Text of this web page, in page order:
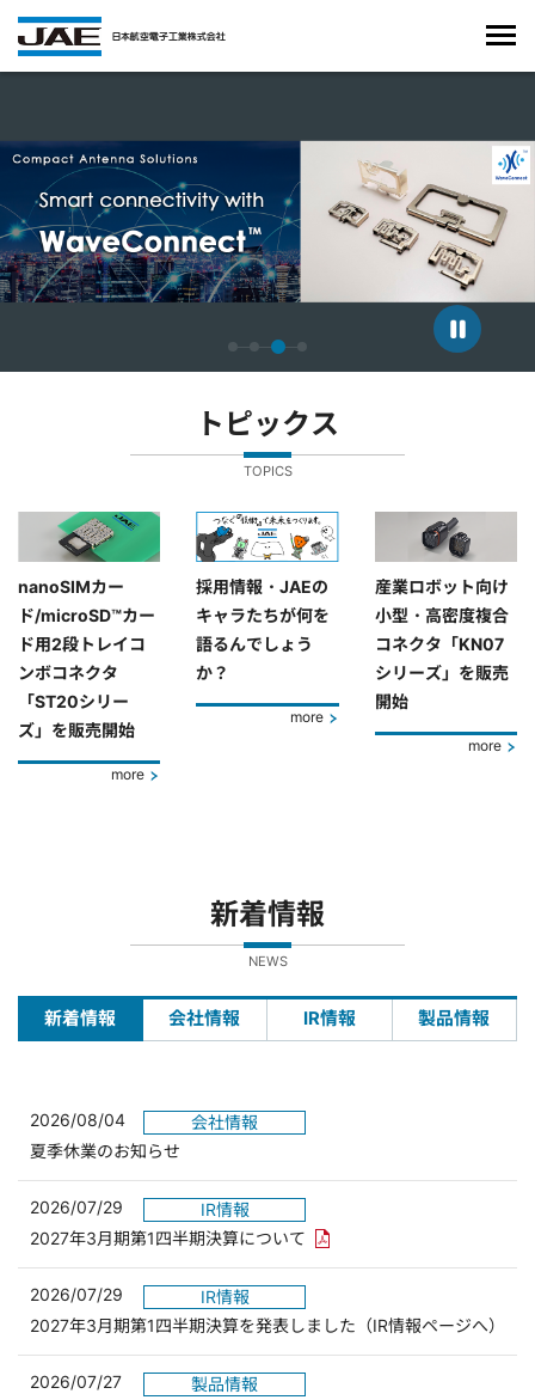
トピックス
TOPICS
nanoSIMカー
ド/microSD™カー
ド用2段トレイコ
ンボコネクタ
「ST20シリー
ズ」を販売開始
more
採用情報・JAEの
キャラたちが何を
語るんでしょう
か？
more
産業ロボット向け
小型・高密度複合
コネクタ「KN07
シリーズ」を販売
開始
more
新着情報
NEWS
新着情報 会社情報 IR情報 製品情報
2026/08/04
会社情報
夏季休業のお知らせ
2026/07/29
IR情報
2027年3月期第1四半期決算について PDFリンクを新しいウィンド
2026/07/29
IR情報
2027年3月期第1四半期決算を発表しました（IR情報ページへ）
2026/07/27
製品情報